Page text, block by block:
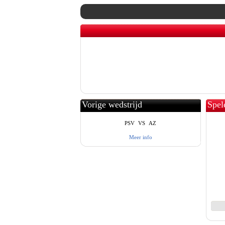
Vorige wedstrijd
PSV VS AZ
Meer info